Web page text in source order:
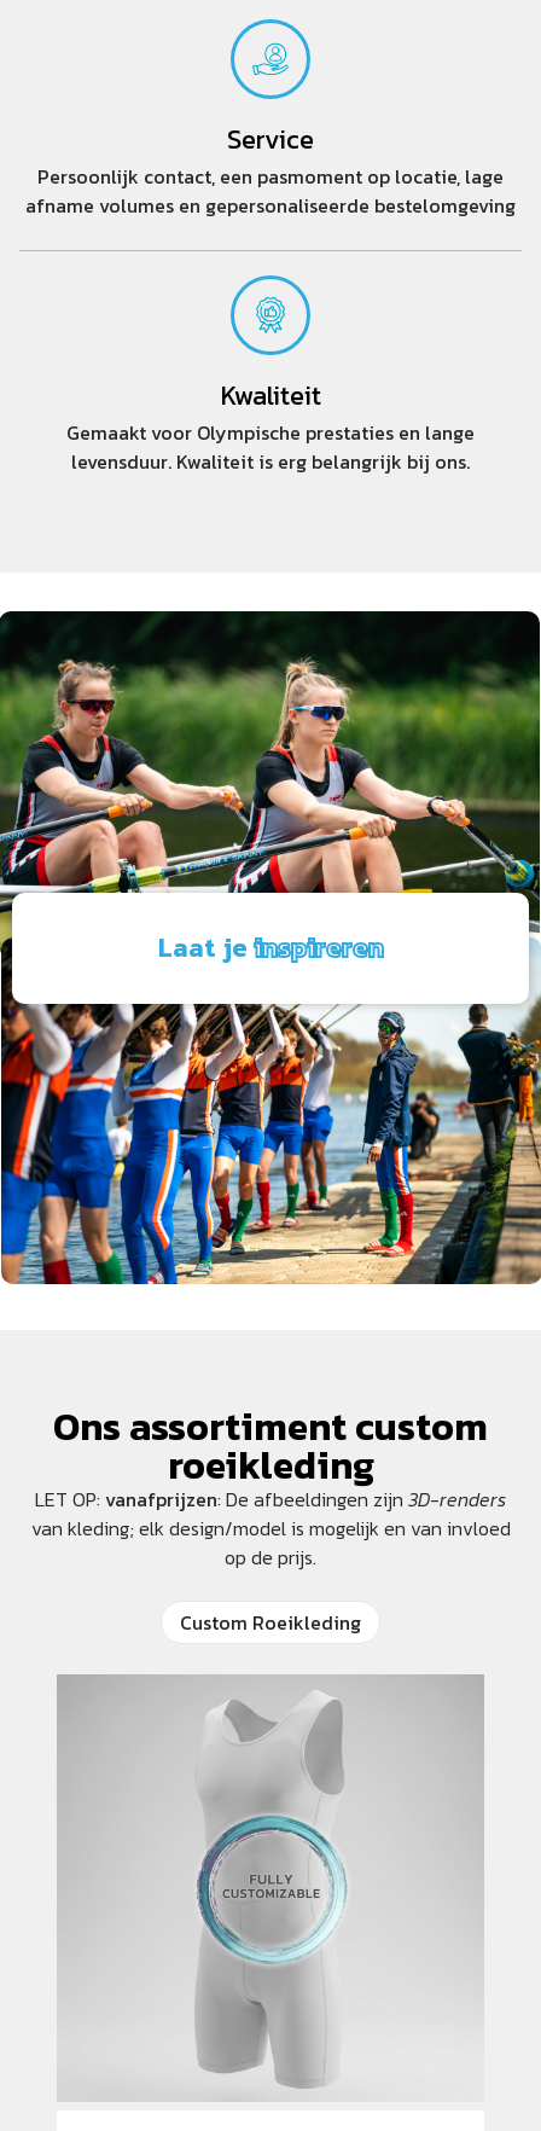
Service
Persoonlijk contact, een pasmoment op locatie, lage
afname volumes en gepersonaliseerde bestelomgeving
Kwaliteit
Gemaakt voor Olympische prestaties en lange
levensduur. Kwaliteit is erg belangrijk bij ons.
Laat jeinspireren
Ons assortiment custom
roeikleding
LET OP: vanafprijzen: De afbeeldingen zijn 3D-renders
van kleding; elk design/model is mogelijk en van invloed
op de prijs.
Custom Roeikleding